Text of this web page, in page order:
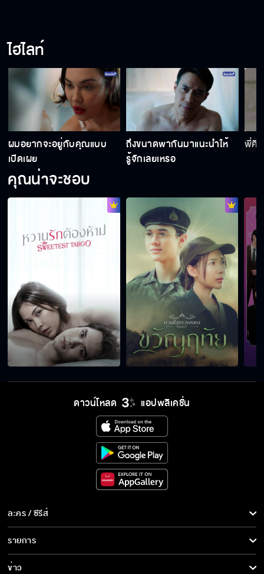
แค่เดินออกจากเด็กคนนั้น ชีวิตแกก็จะสงบสุขแล้ว
ไม่มีใครจริงจังกับเมียน้อยของพ่อหรอกนะ
บอกแม่เธอไปสิว่าเรากินกันอร่อยแค่ไหน
ต้องคบกันแบบแอบ ๆ ไปตลอดเลยเหรอ
เราสองคนจะไม่มีคำว่าตลอดไป
ถึงเวลาที่เขาต้องได้รู้ว่าแม่ที่แท้จริงคือใคร
ผมบอกพ่อไปแล้วว่าผมกําลังจีบพี่อยู่
ไฮไลท์
ผมอยากจะอยู่กับคุณแบบ
เปิดเผย
ถึงขนาดพากันมาแนะนําให้
รู้จักเลยเหรอ
พี่คิด
คุณน่าจะชอบ
ดาวน์โหลด แอปพลิเคชั่น
ละคร / ซีรีส์
ละคร/ซีรีส์
ซีรีส์นานาชาติ
รายการ
รายการทั้งหมด
ข่าว